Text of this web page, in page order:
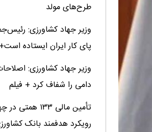
طرح‌های مولد
وزیر جهاد کشاورزی:
پای کار ایران ایستاده
وزیر جهاد کشاورزی:
دامی را شفاف کرد + فیلم
تأمین مالی
رویکرد هدفمند بانک